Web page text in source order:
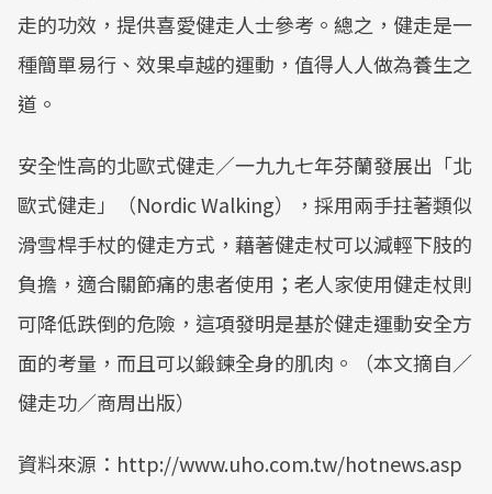
走的功效，提供喜愛健走人士參考。總之，健走是一
種簡單易行、效果卓越的運動，值得人人做為養生之
道。
安全性高的北歐式健走／一九九七年芬蘭發展出「北
歐式健走」（Nordic Walking），採用兩手拄著類似
滑雪桿手杖的健走方式，藉著健走杖可以減輕下肢的
負擔，適合關節痛的患者使用；老人家使用健走杖則
可降低跌倒的危險，這項發明是基於健走運動安全方
面的考量，而且可以鍛鍊全身的肌肉。（本文摘自／
健走功／商周出版）
資料來源：http://www.uho.com.tw/hotnews.asp